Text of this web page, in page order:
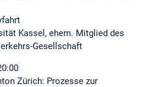
Kassel, ehem. Mitglied des
Gesellschaft
Zürich: Prozesse zur